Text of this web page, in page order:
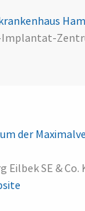
der
Eilbek SE & Co.